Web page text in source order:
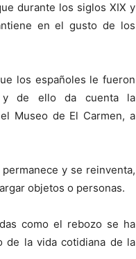
durante los siglos XIX y
en el gusto de los
los españoles le fueron
y de ello da cuenta la
Museo de El Carmen, a
y se reinventa,
objetos o personas.
como el rebozo se ha
de la vida cotidiana de la